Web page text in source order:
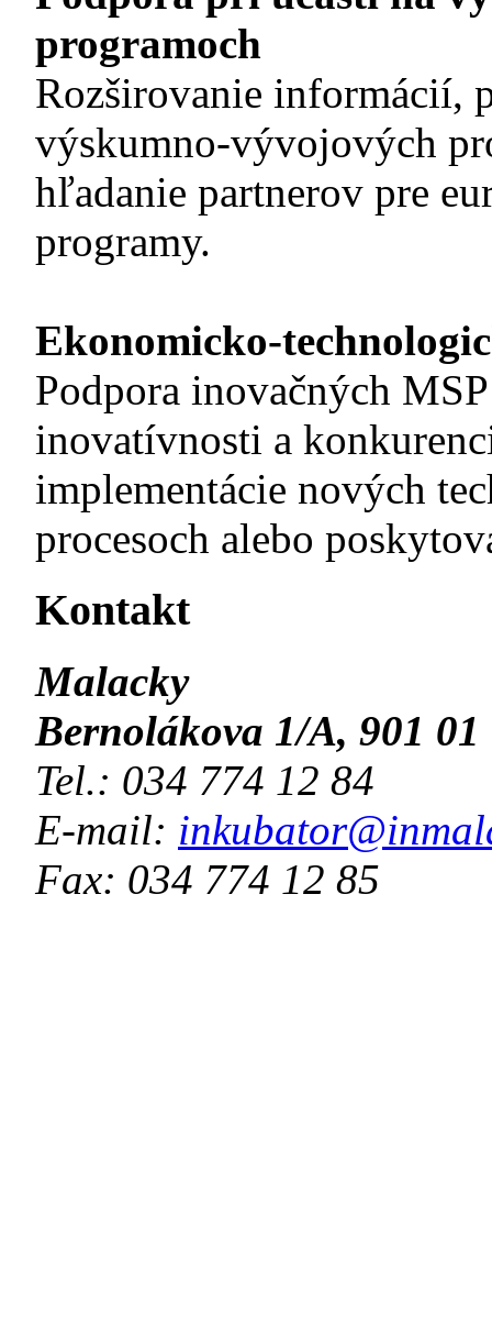
programoch
Rozširovanie informácií,
výskumno-vývojových
hľadanie partnerov pre
programy.
Ekonomicko-
Podpora inovačných
inovatívnosti a
implementácie nových
procesoch alebo
Kontakt
Malacky
Bernolákova 1/A, 901 01
Tel.: 034 774 12 84
E-mail:
Fax: 034 774 12 85